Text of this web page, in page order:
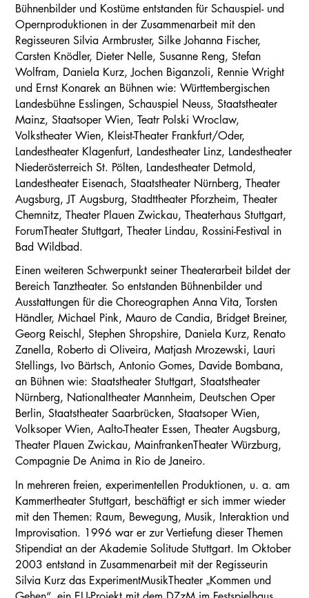
Bühnenbilder und Kostüme entstanden für Schauspiel- und
Opernproduktionen in der Zusammenarbeit mit den
Regisseuren Silvia Armbruster, Silke Johanna Fischer,
Carsten Knödler, Dieter Nelle, Susanne Reng, Stefan
Wolfram, Daniela Kurz, Jochen Biganzoli, Rennie Wright
und Ernst Konarek an Bühnen wie: Württembergischen
Landesbühne Esslingen, Schauspiel Neuss, Staatstheater
Mainz, Staatsoper Wien, Teatr Polski Wroclaw,
Volkstheater Wien, Kleist-Theater Frankfurt/Oder,
Landestheater Klagenfurt, Landestheater Linz, Landestheater
Niederösterreich St. Pölten, Landestheater Detmold,
Landestheater Eisenach, Staatstheater Nürnberg, Theater
Augsburg, JT Augsburg, Stadttheater Pforzheim, Theater
Chemnitz, Theater Plauen Zwickau, Theaterhaus Stuttgart,
ForumTheater Stuttgart, Theater Lindau, Rossini-Festival in
Bad Wildbad.
Einen weiteren Schwerpunkt seiner Theaterarbeit bildet der
Bereich Tanztheater. So entstanden Bühnenbilder und
Ausstattungen für die Choreographen Anna Vita, Torsten
Händler, Michael Pink, Mauro de Candia, Bridget Breiner,
Georg Reischl, Stephen Shropshire, Daniela Kurz, Renato
Zanella, Roberto di Oliveira, Matjash Mrozewski, Lauri
Stellings, Ivo Bärtsch, Antonio Gomes, Davide Bombana,
an Bühnen wie: Staatstheater Stuttgart, Staatstheater
Nürnberg, Nationaltheater Mannheim, Deutschen Oper
Berlin, Staatstheater Saarbrücken, Staatsoper Wien,
Volksoper Wien, Aalto-Theater Essen, Theater Augsburg,
Theater Plauen Zwickau, MainfrankenTheater Würzburg,
Compagnie De Anima in Rio de Janeiro.
In mehreren freien, experimentellen Produktionen, u. a. am
Kammertheater Stuttgart, beschäftigt er sich immer wieder
mit den Themen: Raum, Bewegung, Musik, Interaktion und
Improvisation. 1996 war er zur Vertiefung dieser Themen
Stipendiat an der Akademie Solitude Stuttgart. Im Oktober
2003 entstand in Zusammenarbeit mit der Regisseurin
Silvia Kurz das ExperimentMusikTheater „Kommen und